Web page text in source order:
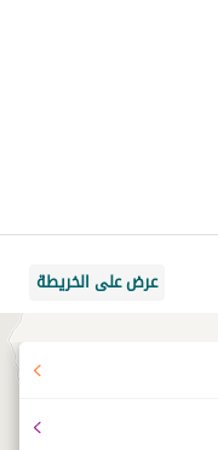
عرض على الخريطة